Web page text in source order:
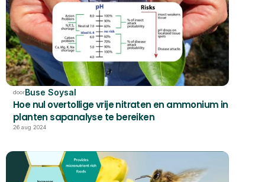
doorBuse Soysal
Hoe nul overtollige vrije nitraten en ammonium in
planten sapanalyse te bereiken
26 aug 2024